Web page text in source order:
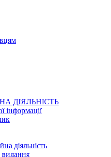
ДІЯЛЬНІСТЬ
інформації
діяльність
видання